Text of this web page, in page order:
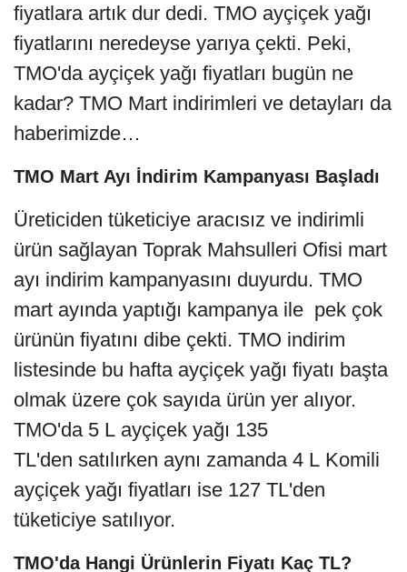
fiyatlara artık dur dedi. TMO ayçiçek yağı
fiyatlarını neredeyse yarıya çekti. Peki,
TMO'da ayçiçek yağı fiyatları bugün ne
kadar? TMO Mart indirimleri ve detayları da
haberimizde…
TMO Mart Ayı İndirim Kampanyası Başladı
Üreticiden tüketiciye aracısız ve indirimli
ürün sağlayan Toprak Mahsulleri Ofisi mart
ayı indirim kampanyasını duyurdu. TMO
mart ayında yaptığı kampanya ile pek çok
ürünün fiyatını dibe çekti. TMO indirim
listesinde bu hafta ayçiçek yağı fiyatı başta
olmak üzere çok sayıda ürün yer alıyor.
TMO'da 5 L ayçiçek yağı 135
TL'den satılırken aynı zamanda 4 L Komili
ayçiçek yağı fiyatları ise 127 TL'den
tüketiciye satılıyor.
TMO'da Hangi Ürünlerin Fiyatı Kaç TL?